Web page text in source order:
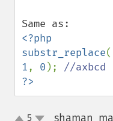
<?php
substr_replace(
1, 0 );
?>
5